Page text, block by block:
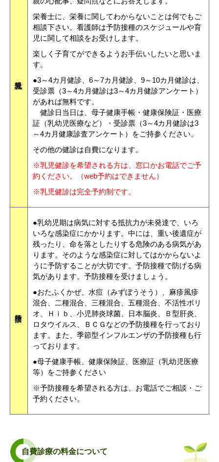
栄養士に、栄養に関してわからないことは何でもご
相談下さい。看護師は予防接種のスケジュールや育
児に関して相談をお受けします。
楽しく子育てができるようお手伝いしたいと思いま
す。
●3～4カ月健診、6～7カ月健診、9～10カ月健診は、
受診票（3～4カ月健診は3～4カ月健診アンケート）
があれば無料です。
健診日当日は、母子健康手帳・健康保険証・医療
証（乳幼児医療など）・受診票（3～4カ月健診は3
～4カ月健康診査アンケート）をご持参ください。
その他の健診は自費になります。
※乳児健診を希望される方は、窓口かお電話でご予
約ください。（web予約はできません）
※乳児健診は完全予約制です。
●乳幼児期は病気に対する抵抗力が未発達で、いろ
いろな感染症にかかります。中には、重い後遺症が
残ったり、命を落としたりする危険のある病気があ
ります。そのような感染症に対してはかからないよ
うに予防することが大切です。予防接種で防げる病
気があります。予防接種を受けましょう。
●おたふくかぜ、水痘（みずぼうそう）、麻疹風疹
混合、二種混合、三種混合、五種混合、不活性ポリ
オ、Ｈｉｂ、小児肺炎球菌、日本脳炎、Ｂ型肝炎、
ロタウイルス、ＢＣＧなどの予防接種を行っており
ます。また、季節型インフルエンザの予防接種も行
っております。
●母子健康手帳、健康保険証、医療証（乳幼児医療
等）をご持参ください
※予防接種を希望される方は、お電話でご相談・ご
予約ください。
自費診療の料金について